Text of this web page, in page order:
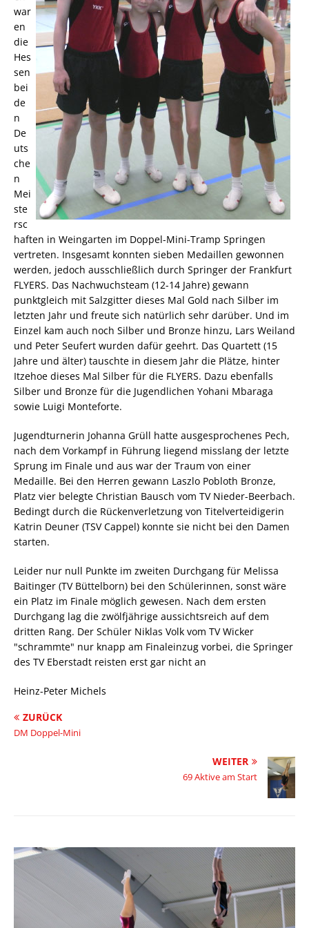
war
en
die
Hes
sen
bei
de
n
De
uts
che
n
Mei
ste
rsc
haften in Weingarten im Doppel-Mini-Tramp Springen
vertreten. Insgesamt konnten sieben Medaillen gewonnen
werden, jedoch ausschließlich durch Springer der Frankfurt
FLYERS. Das Nachwuchsteam (12-14 Jahre) gewann
punktgleich mit Salzgitter dieses Mal Gold nach Silber im
letzten Jahr und freute sich natürlich sehr darüber. Und im
Einzel kam auch noch Silber und Bronze hinzu, Lars Weiland
und Peter Seufert wurden dafür geehrt. Das Quartett (15
Jahre und älter) tauschte in diesem Jahr die Plätze, hinter
Itzehoe dieses Mal Silber für die FLYERS. Dazu ebenfalls
Silber und Bronze für die Jugendlichen Yohani Mbaraga
sowie Luigi Monteforte.
Jugendturnerin Johanna Grüll hatte ausgesprochenes Pech,
nach dem Vorkampf in Führung liegend misslang der letzte
Sprung im Finale und aus war der Traum von einer
Medaille. Bei den Herren gewann Laszlo Pobloth Bronze,
Platz vier belegte Christian Bausch vom TV Nieder-Beerbach.
Bedingt durch die Rückenverletzung von Titelverteidigerin
Katrin Deuner (TSV Cappel) konnte sie nicht bei den Damen
starten.
Leider nur null Punkte im zweiten Durchgang für Melissa
Baitinger (TV Büttelborn) bei den Schülerinnen, sonst wäre
ein Platz im Finale möglich gewesen. Nach dem ersten
Durchgang lag die zwölfjährige aussichtsreich auf dem
dritten Rang. Der Schüler Niklas Volk vom TV Wicker
"schrammte" nur knapp am Finaleinzug vorbei, die Springer
des TV Eberstadt reisten erst gar nicht an
Heinz-Peter Michels
ZURÜCK
DM Doppel-Mini
WEITER
69 Aktive am Start